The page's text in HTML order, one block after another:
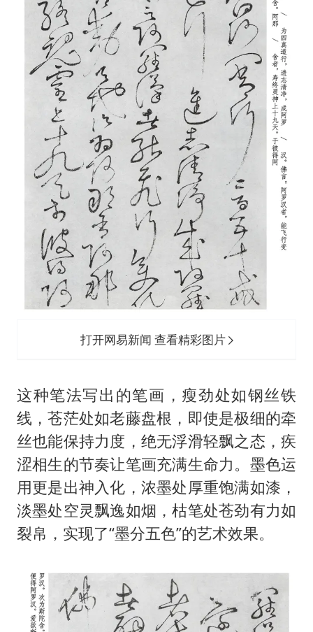
打开网易新闻 查看精彩图片
这种笔法写出的笔画，瘦劲处如钢丝铁
线，苍茫处如老藤盘根，即使是极细的牵
丝也能保持力度，绝无浮滑轻飘之态，疾
涩相生的节奏让笔画充满生命力。墨色运
用更是出神入化，浓墨处厚重饱满如漆，
淡墨处空灵飘逸如烟，枯笔处苍劲有力如
裂帛，实现了“墨分五色”的艺术效果。